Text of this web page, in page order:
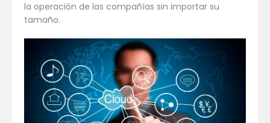
la operación de las compañías sin importar su
tamaño.